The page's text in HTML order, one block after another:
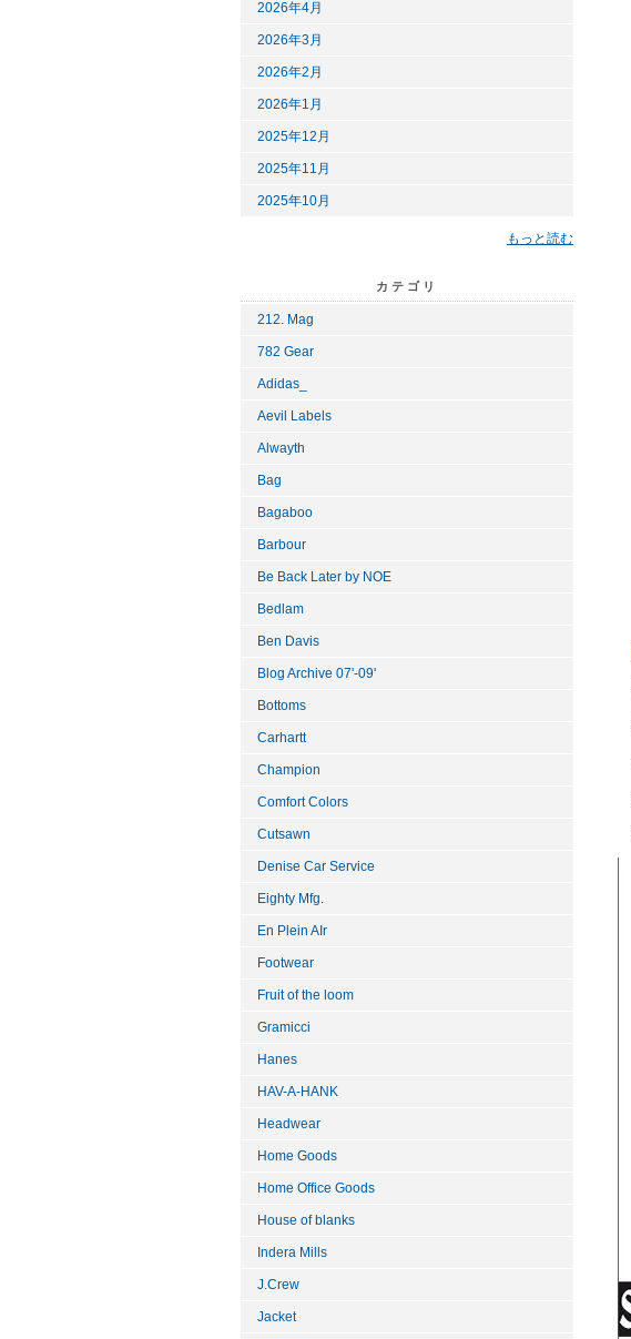
2026年4月
2026年3月
2026年2月
2026年1月
2025年12月
2025年11月
2025年10月
もっと読む
カテゴリ
212. Mag
782 Gear
Adidas_
Aevil Labels
Alwayth
Bag
Bagaboo
Barbour
Be Back Later by NOE
Bedlam
Ben Davis
Blog Archive 07'-09'
Bottoms
Carhartt
Champion
Comfort Colors
Cutsawn
Denise Car Service
Eighty Mfg.
En Plein AIr
Footwear
Fruit of the loom
Gramicci
Hanes
HAV-A-HANK
Headwear
Home Goods
Home Office Goods
House of blanks
Indera Mills
J.Crew
Jacket